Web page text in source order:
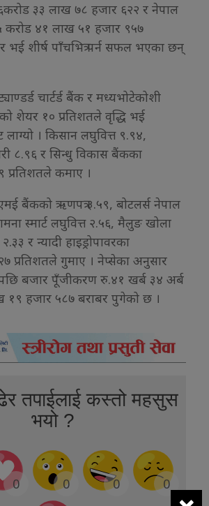
३३ लाख ७८ हजार ६२२ र नेपाल
करोड ४१ लाख ५१ हजार ९५७
भई शीर्ष पाँचभित्र पर्न सफल भएका छन्
चार्टर्ड बैंक र मध्यभोटेकोशी
शेयर १० प्रतिशतले वृद्धि भई
लाग्यो । किसान लघुवित्त ९.९४,
८.९६ र सिन्धु विकास बैंकका
प्रतिशतले कमाए ।
बैंकको ऋणपत्र ३.५९, बोटलर्स नेपाल
स्मार्ट लघुवित्त २.५६, मैलुङ खोला
र न्यादी हाइड्रोपावरका
प्रतिशतले गुमाए । नेप्सेका अनुसार
बजार पूँजीकरण रु.४१ खर्ब ३४ अर्ब
१९ हजार ५८७ बराबर पुगेको छ ।
तपाईलाई कस्तो महसुस
भयो ?
0 0 0 0